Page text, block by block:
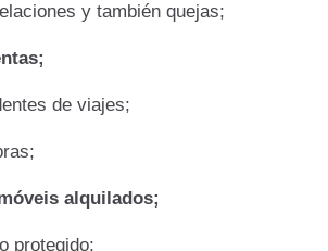
y también quejas;
de viajes;
alquilados;
protegido;